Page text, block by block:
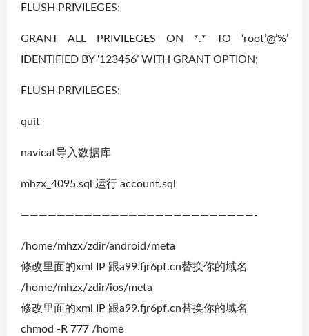
FLUSH PRIVILEGES;
GRANT ALL PRIVILEGES ON *.* TO ‘root’@’%’
IDENTIFIED BY ‘123456’ WITH GRANT OPTION;
FLUSH PRIVILEGES;
quit
navicat导入数据库
mhzx_4095.sql 运行 account.sql
——————————————————————————-
/home/mhzx/zdir/android/meta
修改里面的xml IP 跟a99.fjr6pf.cn替换你的域名
/home/mhzx/zdir/ios/meta
修改里面的xml IP 跟a99.fjr6pf.cn替换你的域名
chmod -R 777 /home